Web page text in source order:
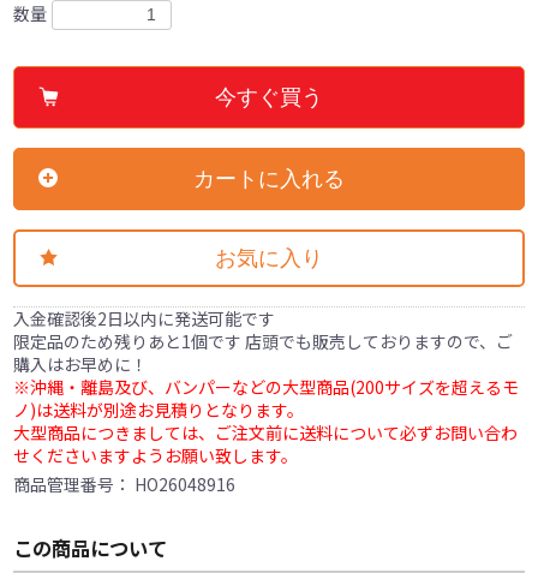
数量
今すぐ買う
カートに入れる
お気に入り
入金確認後2日以内に発送可能です
限定品のため残りあと1個です 店頭でも販売しておりますので、ご
購入はお早めに！
※沖縄・離島及び、バンパーなどの大型商品(200サイズを超えるモ
ノ)は送料が別途お見積りとなります。
大型商品につきましては、ご注文前に送料について必ずお問い合わ
せくださいますようお願い致します。
商品管理番号： HO26048916
この商品について